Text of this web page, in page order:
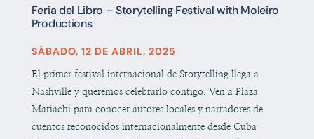
Feria del Libro – Storytelling Festival with Moleiro
Productions
SÁBADO, 12 DE ABRIL, 2025
El primer festival internacional de Storytelling llega a
Nashville y queremos celebrarlo contigo. Ven a Plaza
Mariachi para conocer autores locales y narradores de
cuentos reconocidos internacionalmente desde Cuba-